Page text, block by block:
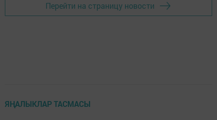
Перейти на страницу новости
ЯҢАЛЫКЛАР ТАСМАСЫ